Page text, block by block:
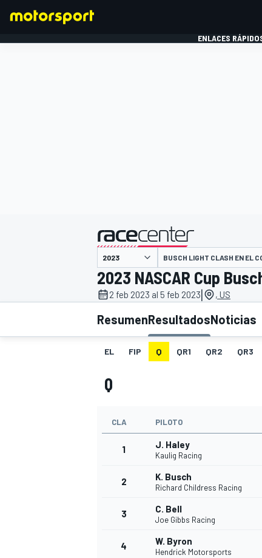
INDYCAR
ENLACES
presentado por
BUSCH LIGHT CLASH EN EL
2023 NASCAR Cup
2 feb 2023 al 5 feb 2023| , US
ResumenResultadosNoticias
EL FIP Q QR1 QR2 QR3
Q
CLA PILOTO
1 J. Haley
Kaulig Racing
2 K. Busch
Richard Childress Racing
3 C. Bell
Joe Gibbs Racing
4 W. Byron
Hendrick Motorsports